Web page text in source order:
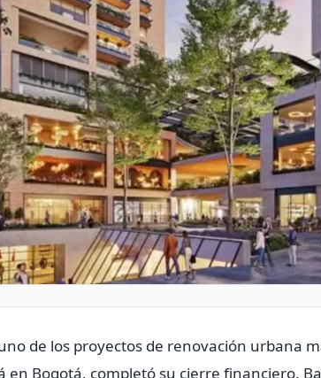
de los proyectos de renovación urbana
en Bogotá, completó su cierre financiero.